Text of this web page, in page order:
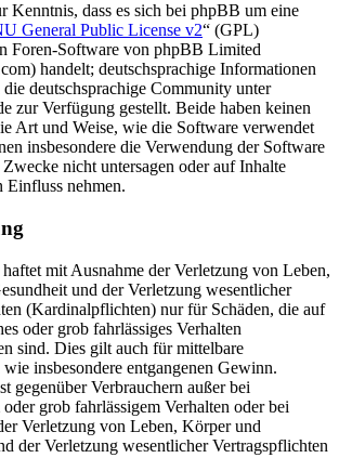
Kenntnis, dass es sich bei phpBB um eine
General Public License v2“ (GPL)
Foren-Software von phpBB Limited
handelt; deutschsprachige Informationen
deutschsprachige Community unter
zur Verfügung gestellt. Beide haben keinen
Art und Weise, wie die Software verwendet
insbesondere die Verwendung der Software
nicht untersagen oder auf Inhalte
Einfluss nehmen.
mit Ausnahme der Verletzung von Leben,
und der Verletzung wesentlicher
(Kardinalpflichten) nur für Schäden, die auf
oder grob fahrlässiges Verhalten
sind. Dies gilt auch für mittelbare
wie insbesondere entgangenen Gewinn.
gegenüber Verbrauchern außer bei
grob fahrlässigem Verhalten oder bei
Verletzung von Leben, Körper und
der Verletzung wesentlicher Vertragspflichten